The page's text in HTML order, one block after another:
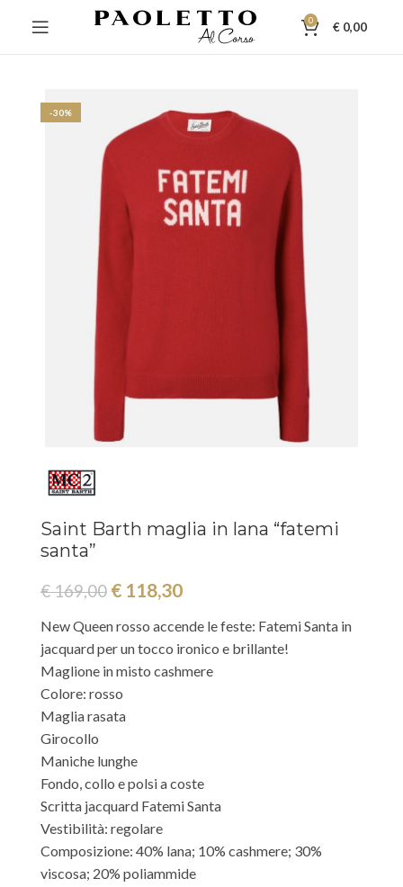
0 € 0,00
-30%
Saint Barth maglia in lana “fatemi
santa”
€169,00 € 118,30
New Queen rosso accende le feste: Fatemi Santa in
jacquard per un tocco ironico e brillante!
Maglione in misto cashmere
Colore: rosso
Maglia rasata
Girocollo
Maniche lunghe
Fondo, collo e polsi a coste
Scritta jacquard Fatemi Santa
Vestibilità: regolare
Composizione: 40% lana; 10% cashmere; 30%
viscosa; 20% poliammide